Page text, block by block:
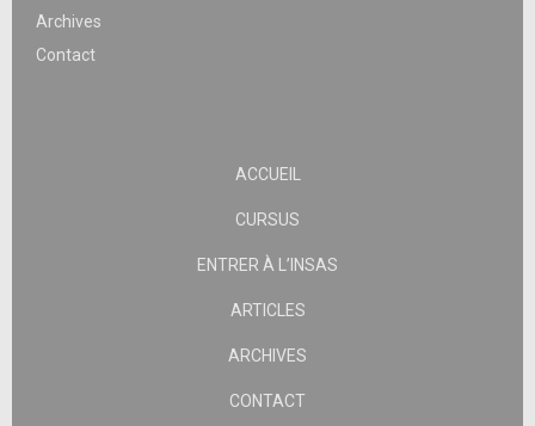
Archives
Contact
ACCUEIL
CURSUS
ENTRER À L’INSAS
ARTICLES
ARCHIVES
CONTACT